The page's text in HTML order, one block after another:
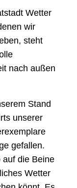
Wetter
wir
steht
nach außen
Stand
unserer
gefallen.
auf die Beine
Wetter